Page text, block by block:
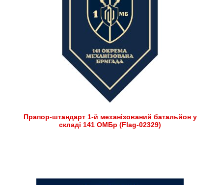
Прапор-штандарт 1-й механізований батальйон у
складі 141 ОМБр (Flag-02329)